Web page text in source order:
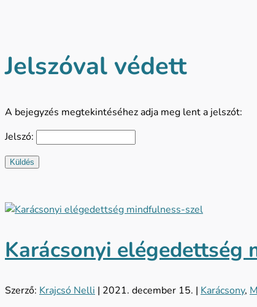
Jelszóval védett
A bejegyzés megtekintéséhez adja meg lent a jelszót:
Jelszó:
Küldés
Karácsonyi elégedettség
Szerző: Krajcsó Nelli | 2021. december 15. | Karácsony,